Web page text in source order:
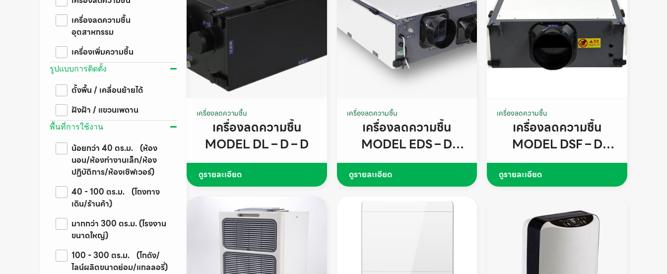
เครื่องลดความชื้น
อุตสาหกรรม
เครื่องเพิ่มความชื้น
รูปแบบการติดตั้ง
ตั้งพื้น / เคลื่อนย้ายได้
ฝังฝ้า / แขวนเพดาน
พื้นที่การใช้งาน
น้อยกว่า 40 ตร.ม. (ห้อง
นอน/ห้องทำงานเล็ก/ห้อง
ปฏิบัติการ/ห้องเซิฟเวอร์)
40 - 100 ตร.ม. (โถงทาง
เดิน/ร้านค้า)
มากกว่า 300 ตร.ม. (โรงงาน
ขนาดใหญ่)
100 - 300 ตร.ม. (โกดัง/
ไลน์ผลิตขนาดย่อม/แกลลอรี่)
เครื่องลดความชื้น
เครื่องลดความชื้น
MODEL DL – D – D
ดูรายละเอียด
เครื่องลดความชื้น
เครื่องลดความชื้น
MODEL EDS – D
(wifi)
ดูรายละเอียด
เครื่องลดความชื้น
เครื่องลดความชื้น
MODEL DSF – D
(wifi)
ดูรายละเอียด